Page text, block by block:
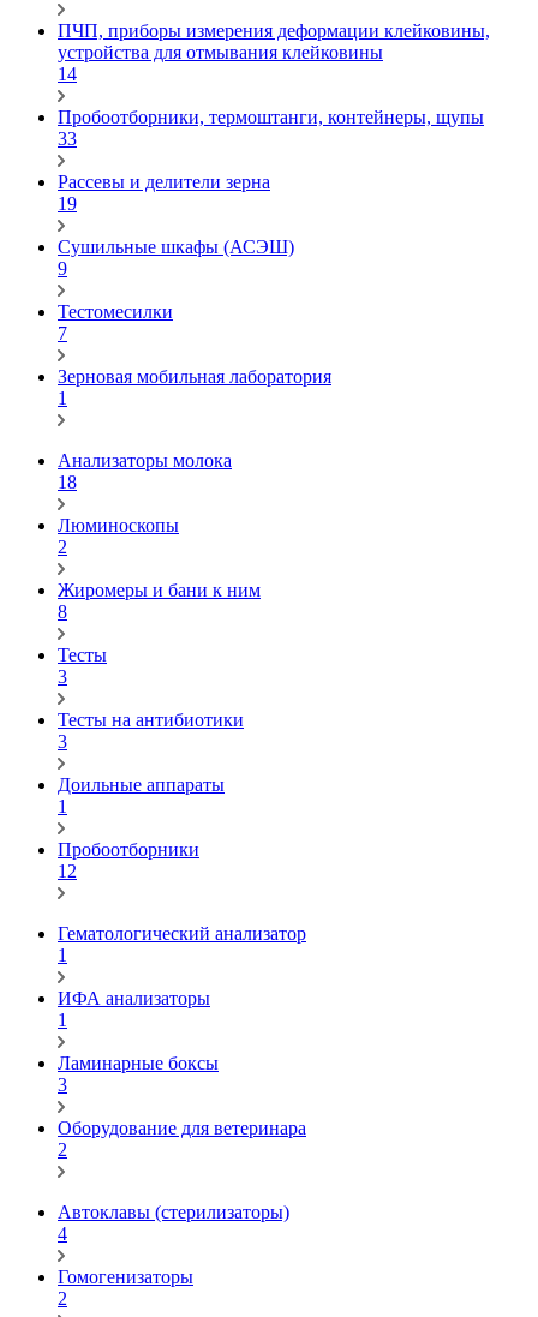
ПЧП, приборы измерения деформации клейковины,
устройства для отмывания клейковины
14
Пробоотборники, термоштанги, контейнеры, щупы
33
Рассевы и делители зерна
19
Сушильные шкафы (АСЭШ)
9
Тестомесилки
7
Зерновая мобильная лаборатория
1
Анализаторы молока
18
Люминоскопы
2
Жиромеры и бани к ним
8
Тесты
3
Тесты на антибиотики
3
Доильные аппараты
1
Пробоотборники
12
Гематологический анализатор
1
ИФА анализаторы
1
Ламинарные боксы
3
Оборудование для ветеринара
2
Автоклавы (стерилизаторы)
4
Гомогенизаторы
2